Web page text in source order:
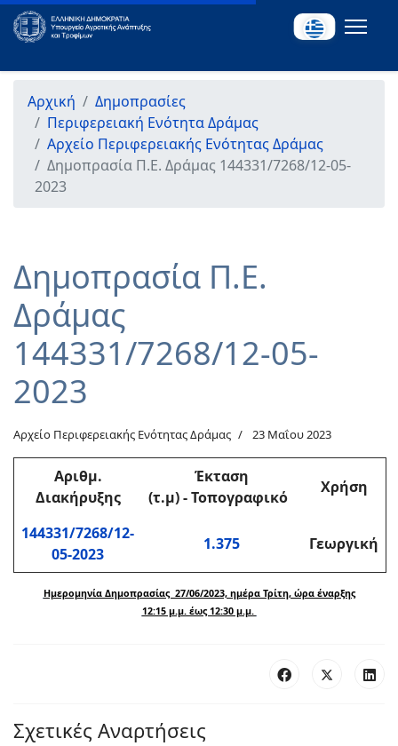
Αρχική
Δημοπρασίες
Περιφερειακή Ενότητα Δράμας
Αρχείο Περιφερειακής Ενότητας Δράμας
Δημοπρασία Π.Ε. Δράμας 144331/7268/12-05-
2023
Δημοπρασία Π.Ε.
Δράμας
144331/7268/12-05-
2023
Αρχείο Περιφερειακής Ενότητας Δράμας 23 Μαΐου 2023
Αριθμ.
Διακήρυξης
Έκταση
(τ.μ)-Τοπογραφικό
Χρήση
144331/7268/12-
05-2023
1.375 Γεωργική
Ημερομηνία Δημοπρασίας 27/06/2023, ημέρα Τρίτη, ώρα έναρξης
12:15 μ.μ. έως 12:30 μ.μ.
Σχετικές Αναρτήσεις